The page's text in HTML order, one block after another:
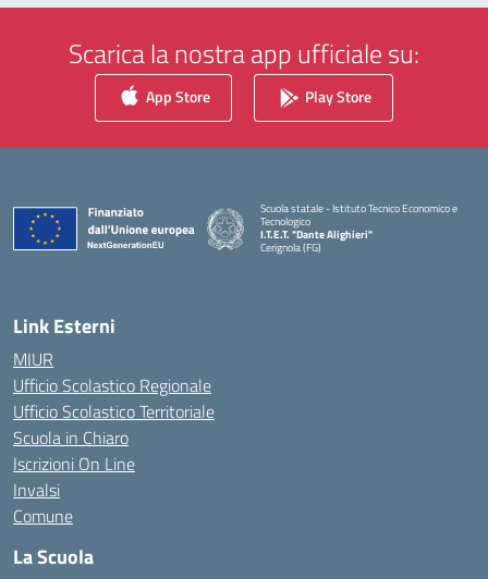
Scarica la nostra app ufficiale su:
App Store Play Store
Scuola statale - Istituto Tecnico Economico e
Tecnologico
I.T.E.T. "Dante Alighieri"
Cerignola (FG)
— Visita la pagina iniziale della scuola
Link Esterni
MIUR
Ufficio Scolastico Regionale
Ufficio Scolastico Territoriale
Scuola in Chiaro
Iscrizioni On Line
Invalsi
Comune
La Scuola